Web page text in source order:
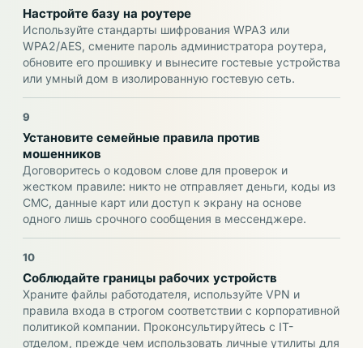
Настройте базу на роутере
Используйте стандарты шифрования WPA3 или
WPA2/AES, смените пароль администратора роутера,
обновите его прошивку и вынесите гостевые устройства
или умный дом в изолированную гостевую сеть.
9
Установите семейные правила против
мошенников
Договоритесь о кодовом слове для проверок и
жестком правиле: никто не отправляет деньги, коды из
СМС, данные карт или доступ к экрану на основе
одного лишь срочного сообщения в мессенджере.
10
Соблюдайте границы рабочих устройств
Храните файлы работодателя, используйте VPN и
правила входа в строгом соответствии с корпоративной
политикой компании. Проконсультируйтесь с IT-
отделом, прежде чем использовать личные утилиты для